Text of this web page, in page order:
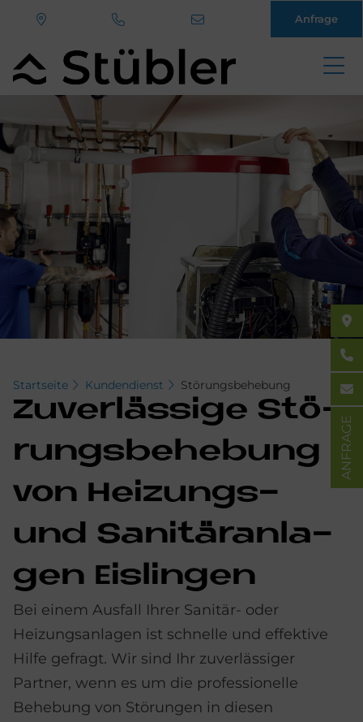
Inhalt
Anfrage
Startseite Kundendienst Störungsbehebung
Zu­ver­läs­si­ge Stö­
rungs­be­he­bung
von Hei­zun­gs-
und Sa­ni­tär­an­la­
gen Eis­lin­gen
Bei einem Ausfall Ihrer Sanitär- oder
Heizungsanlagen ist schnelle und effektive
Hilfe gefragt. Wir sind Ihr zuverlässiger
Partner, wenn es um die professionelle
Behebung von Störungen in diesen
ANFRAGE